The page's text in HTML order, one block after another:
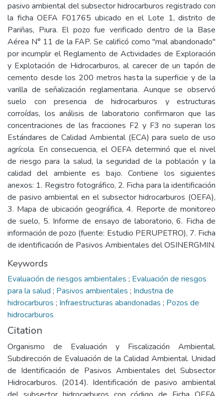
pasivo ambiental del subsector hidrocarburos registrado con
la ficha OEFA F01765 ubicado en el Lote 1, distrito de
Pariñas, Piura. El pozo fue verificado dentro de la Base
Aérea N° 11 de la FAP. Se calificó como "mal abandonado"
por incumplir el Reglamento de Actividades de Exploración
y Explotación de Hidrocarburos, al carecer de un tapón de
cemento desde los 200 metros hasta la superficie y de la
varilla de señalización reglamentaria. Aunque se observó
suelo con presencia de hidrocarburos y estructuras
corroídas, los análisis de laboratorio confirmaron que las
concentraciones de las fracciones F2 y F3 no superan los
Estándares de Calidad Ambiental (ECA) para suelo de uso
agrícola. En consecuencia, el OEFA determinó que el nivel
de riesgo para la salud, la seguridad de la población y la
calidad del ambiente es bajo. Contiene los siguientes
anexos: 1. Registro fotográfico, 2. Ficha para la identificación
de pasivo ambiental en el subsector hidrocarburos (OEFA),
3. Mapa de ubicación geográfica, 4. Reporte de monitoreo
de suelo, 5. Informe de ensayo de laboratorio, 6. Ficha de
información de pozo (fuente: Estudio PERUPETRO), 7. Ficha
de identificación de Pasivos Ambientales del OSINERGMIN.
Keywords
Evaluación de riesgos ambientales ; Evaluación de riesgos
para la salud ; Pasivos ambientales ; Industria de
hidrocarburos ; Infraestructuras abandonadas ; Pozos de
hidrocarburos
Citation
Organismo de Evaluación y Fiscalización Ambiental.
Subdirección de Evaluación de la Calidad Ambiental. Unidad
de Identificación de Pasivos Ambientales del Subsector
Hidrocarburos. (2014). Identificación de pasivo ambiental